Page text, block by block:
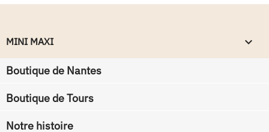
MINI MAXI keyboard_arrow_down
Boutique de Nantes
Boutique de Tours
Notre histoire